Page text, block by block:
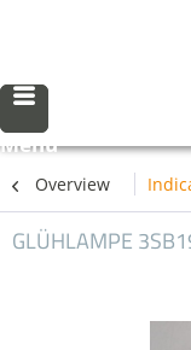
Menu
Overview
GLÜHLAMPE